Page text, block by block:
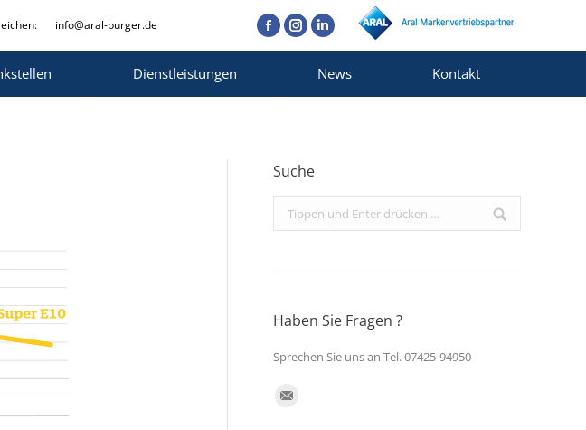
info@aral-burger.de
Facebook
InstagramLinkedin
Dienstleistungen News Kontakt
Suche
Search:
Haben Sie Fragen ?
Sprechen Sie uns an Tel. 07425-94950
Finden Sie uns auf: